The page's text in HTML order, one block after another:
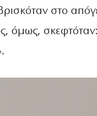
στο
όμως,